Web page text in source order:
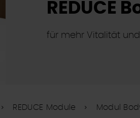
REDUCE
für mehr Vitalität
REDUCE Module Modul